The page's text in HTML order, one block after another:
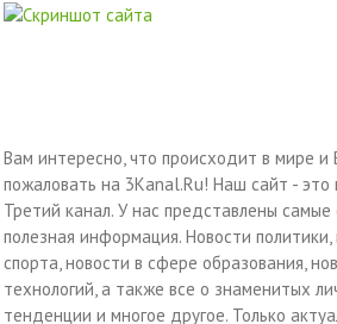
Вам интересно, что происходит в мире
пожаловать на 3Kanal.Ru! Наш сайт - это
Третий канал. У нас представлены
полезная информация. Новости политики,
спорта, новости в сфере образования,
технологий, а также все о знаменитых
тенденции и многое другое. Только